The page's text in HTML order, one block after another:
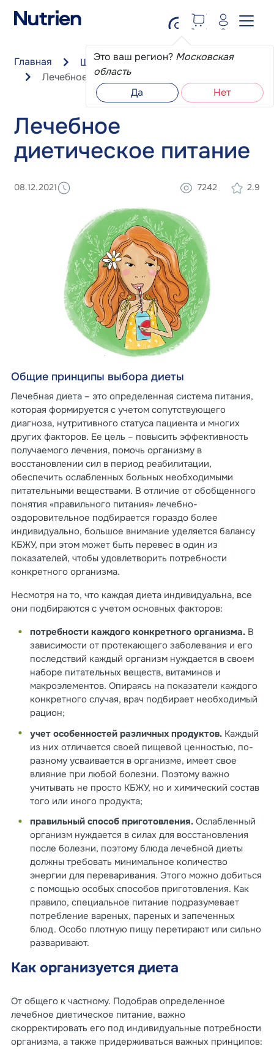
Это ваш регион? Московская
область
Да
Нет
Главная
Школа пациента
Лечебное диетическое питание
Лечебное
диетическое питание
08.12.2021 7242 2.9
Общие принципы выбора диеты
Лечебная диета – это определенная система питания,
которая формируется с учетом сопутствующего
диагноза, нутритивного статуса пациента и многих
других факторов. Ее цель – повысить эффективность
получаемого лечения, помочь организму в
восстановлении сил в период реабилитации,
обеспечить ослабленных больных необходимыми
питательными веществами. В отличие от обобщенного
понятия «правильного питания» лечебно-
оздоровительное подбирается гораздо более
индивидуально, большое внимание уделяется балансу
КБЖУ, при этом может быть перевес в один из
показателей, чтобы удовлетворить потребности
конкретного организма.
Несмотря на то, что каждая диета индивидуальна, все
они подбираются с учетом основных факторов:
потребности каждого конкретного организма.В
зависимости от протекающего заболевания и его
последствий каждый организм нуждается в своем
наборе питательных веществ, витаминов и
макроэлементов. Опираясь на показатели каждого
конкретного случая, врач подбирает необходимый
рацион;
учет особенностей различных продуктов.Каждый
из них отличается своей пищевой ценностью, по-
разному усваивается в организме, имеет свое
влияние при любой болезни. Поэтому важно
учитывать не просто КБЖУ, но и химический состав
того или иного продукта;
правильный способ приготовления.Ослабленный
организм нуждается в силах для восстановления
после болезни, поэтому блюда лечебной диеты
должны требовать минимальное количество
энергии для переваривания. Этого можно добиться
с помощью особых способов приготовления. Как
правило, специальное питание подразумевает
потребление вареных, пареных и запеченных
блюд. Особо плотную пищу перетирают или сильно
разваривают.
Как организуется диета
От общего к частному. Подобрав определенное
лечебное диетическое питание, важно
скорректировать его под индивидуальные потребности
организма, а также придерживаться важных принципов: